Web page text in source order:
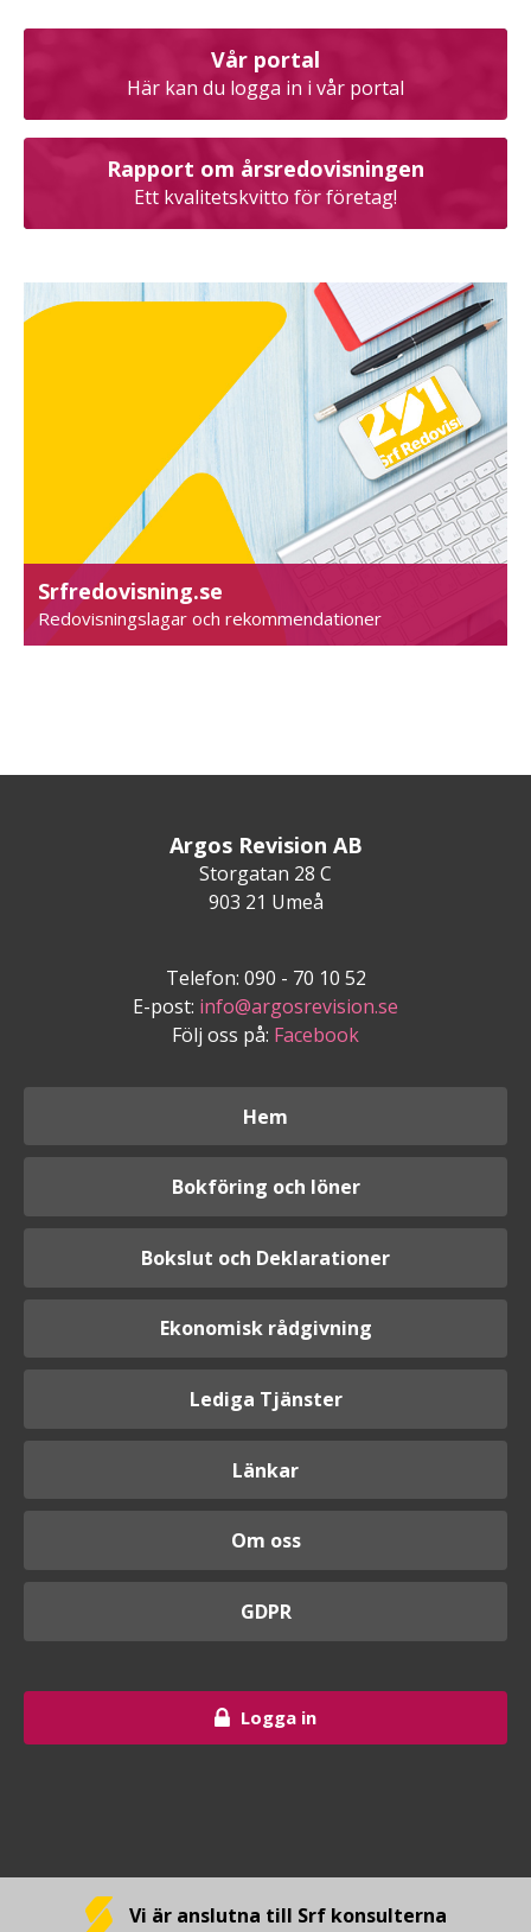
Vår portal
Här kan du logga in i vår portal
Rapport om årsredovisningen
Ett kvalitetskvitto för företag!
Srfredovisning.se
Redovisningslagar och rekommendationer
Argos Revision AB
Storgatan 28 C
903 21 Umeå
Telefon: 090 - 70 10 52
E-post: info@argosrevision.se
Följ oss på: Facebook
Hem
Bokföring och löner
Bokslut och Deklarationer
Ekonomisk rådgivning
Lediga Tjänster
Länkar
Om oss
GDPR
Logga in
Vi är anslutna till Srf konsulterna